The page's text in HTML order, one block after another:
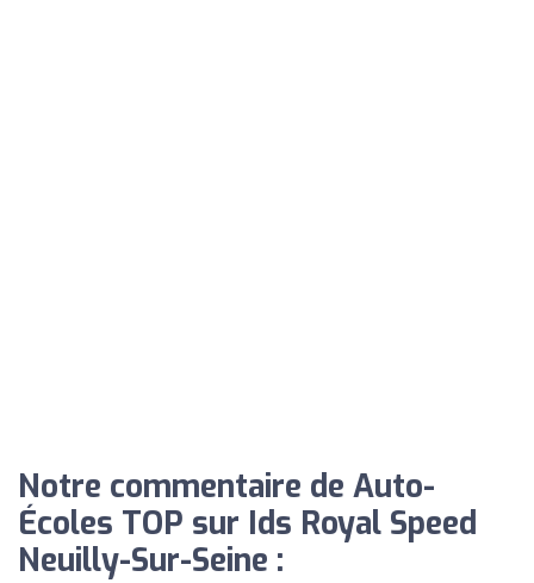
Notre commentaire de Auto-
Écoles TOP sur Ids Royal Speed
Neuilly-Sur-Seine :